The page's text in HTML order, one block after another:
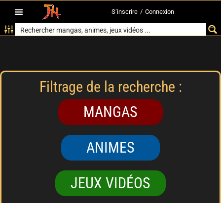
S’inscrire / Connexion
Filtrage de la recherche :
MANGAS
ANIMES
JEUX VIDÉOS